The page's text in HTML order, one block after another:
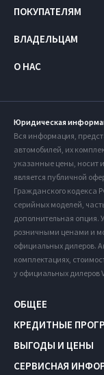
ПОКУПАТЕЛЯМ
ВЛАДЕЛЬЦАМ
О НАС
Юридическая
Вся информация,
автомобилей, их
указанные цены, носит
является публичной
Гражданского кодекса
серийных моделей,
дополнительная
розничными ценами и
официальных дилеров.
комплектациях,
у официальных дилеров
ОБЩЕЕ
КРЕДИТНЫЕ
ВЫГОДЫ И ЦЕНЫ
СЕРВИСНАЯ